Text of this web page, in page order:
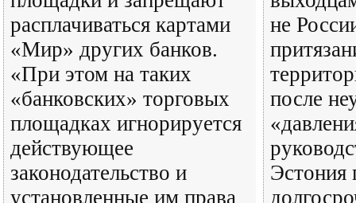
расплачиваться картами
«Мир» других банков.
«При этом на таких
«банковских» торговых
площадках игнорируется
действующее
законодательство и
установленные им права
не
после
Эстония